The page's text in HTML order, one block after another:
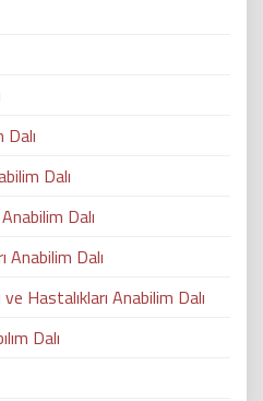
Dalı
Dalı
Anabilim Dalı
Hastalıkları Anabilim Dalı
Dalı